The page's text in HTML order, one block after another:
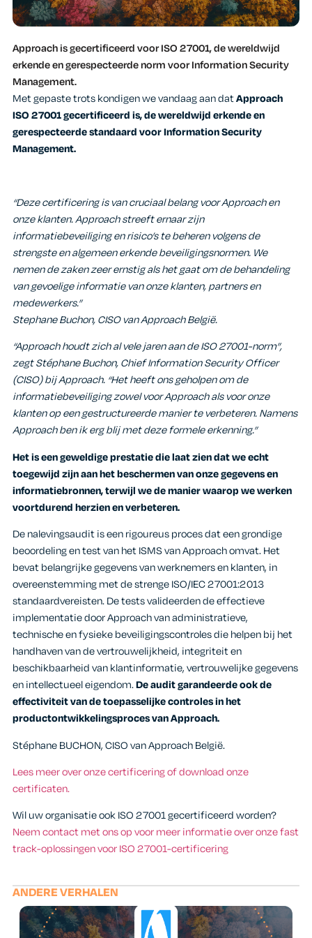
Approach is gecertificeerd voor ISO 27001, de wereldwijd
erkende en gerespecteerde norm voor Information Security
Management.
Met gepaste trots kondigen we vandaag aan datApproach
ISO 27001 gecertificeerd is, de wereldwijd erkende en
gerespecteerde standaard voor Information Security
Management.
“Deze certificering is van cruciaal belang voor Approach en
onze klanten. Approach streeft ernaar zijn
informatiebeveiliging en risico’s te beheren volgens de
strengste en algemeen erkende beveiligingsnormen. We
nemen de zaken zeer ernstig als het gaat om de behandeling
van gevoelige informatie van onze klanten, partners en
medewerkers.”
Stephane Buchon, CISO van Approach België.
“Approach houdt zich al vele jaren aan de ISO 27001-norm”,
zegt Stéphane Buchon, Chief Information Security Officer
(CISO) bij Approach. “Het heeft ons geholpen om de
informatiebeveiliging zowel voor Approach als voor onze
klanten op een gestructureerde manier te verbeteren. Namens
Approach ben ik erg blij met deze formele erkenning.”
Het is een geweldige prestatie die laat zien dat we echt
toegewijd zijn aan het beschermen van onze gegevens en
informatiebronnen, terwijl we de manier waarop we werken
voortdurend herzien en verbeteren.
De nalevingsaudit is een rigoureus proces dat een grondige
beoordeling en test van het ISMS van Approach omvat. Het
bevat belangrijke gegevens van werknemers en klanten, in
overeenstemming met de strenge ISO/IEC 27001:2013
standaardvereisten. De tests valideerden de effectieve
implementatie door Approach van administratieve,
technische en fysieke beveiligingscontroles die helpen bij het
handhaven van de vertrouwelijkheid, integriteit en
beschikbaarheid van klantinformatie, vertrouwelijke gegevens
en intellectueel eigendom.De audit garandeerde ook de
effectiviteit van de toepasselijke controles in het
productontwikkelingsproces van Approach.
Stéphane BUCHON, CISO van Approach België.
Lees meer over onze certificering of download onze
certificaten.
Wil uw organisatie ook ISO 27001 gecertificeerd worden?
Neem contact met ons op voor meer informatie over onze fast
track-oplossingen voor ISO 27001-certificering
ANDERE VERHALEN